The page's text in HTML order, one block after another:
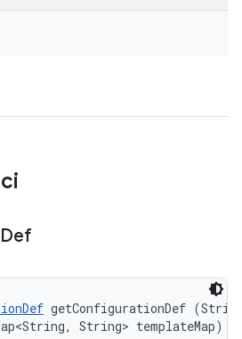
Def
getConfigurationDef
String> templateMap)